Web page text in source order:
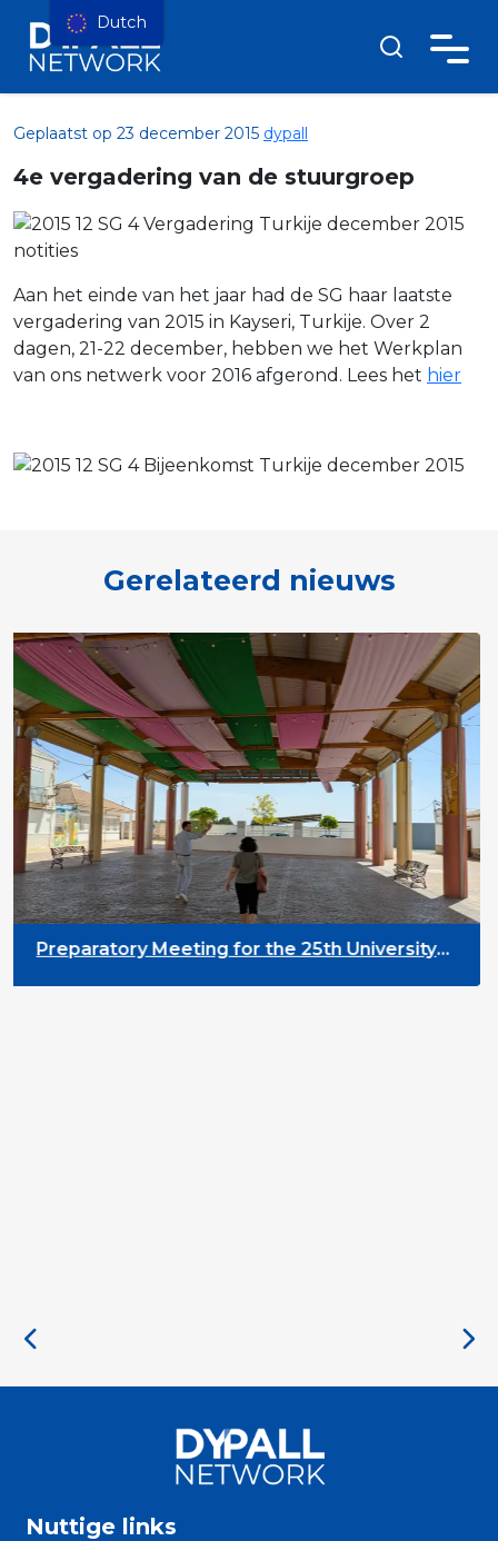
Geplaatst op 23 december 2015 dypall
4e vergadering van de stuurgroep
Aan het einde van het jaar had de SG haar laatste
vergadering van 2015 in Kayseri, Turkije. Over 2
dagen, 21-22 december, hebben we het Werkplan
van ons netwerk voor 2016 afgerond. Lees het hier
Gerelateerd nieuws
Preparatory Meeting for the 25th University
Nuttige links
Dutch